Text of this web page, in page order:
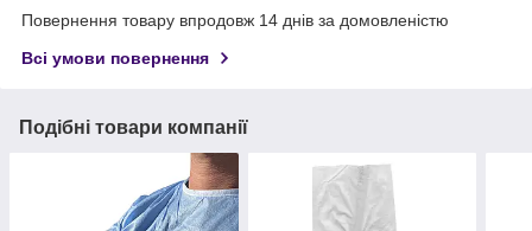
Повернення товару впродовж 14 днів за домовленістю
Всі умови повернення
Подібні товари компанії